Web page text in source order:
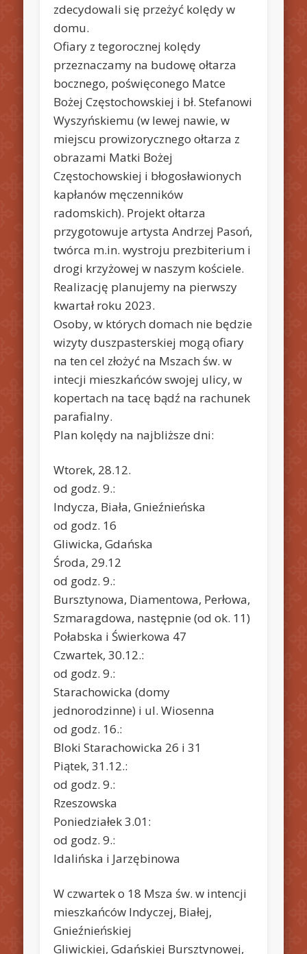
zdecydowali się przeżyć kolędy w
domu.
Ofiary z tegorocznej kolędy
przeznaczamy na budowę ołtarza
bocznego, poświęconego Matce
Bożej Częstochowskiej i bł. Stefanowi
Wyszyńskiemu (w lewej nawie, w
miejscu prowizorycznego ołtarza z
obrazami Matki Bożej
Częstochowskiej i błogosławionych
kapłanów męczenników
radomskich). Projekt ołtarza
przygotowuje artysta Andrzej Pasoń,
twórca m.in. wystroju prezbiterium i
drogi krzyżowej w naszym kościele.
Realizację planujemy na pierwszy
kwartał roku 2023.
Osoby, w których domach nie będzie
wizyty duszpasterskiej mogą ofiary
na ten cel złożyć na Mszach św. w
intecji mieszkańców swojej ulicy, w
kopertach na tacę bądź na rachunek
parafialny.
Plan kolędy na najbliższe dni:
Wtorek, 28.12.
od godz. 9.:
Indycza, Biała, Gnieźnieńska
od godz. 16
Gliwicka, Gdańska
Środa, 29.12
od godz. 9.:
Bursztynowa, Diamentowa, Perłowa,
Szmaragdowa, następnie (od ok. 11)
Połabska i Świerkowa 47
Czwartek, 30.12.:
od godz. 9.:
Starachowicka (domy
jednorodzinne) i ul. Wiosenna
od godz. 16.:
Bloki Starachowicka 26 i 31
Piątek, 31.12.:
od godz. 9.:
Rzeszowska
Poniedziałek 3.01:
od godz. 9.:
Idalińska i Jarzębinowa
W czwartek o 18 Msza św. w intencji
mieszkańców Indyczej, Białej,
Gnieźnieńskiej
Gliwickiej, Gdańskiej Bursztynowej,